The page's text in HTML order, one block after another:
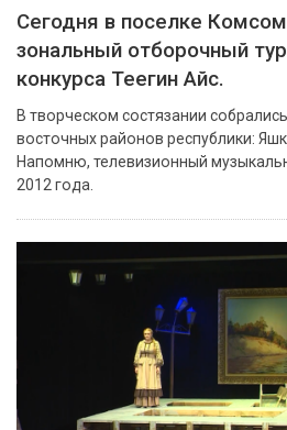
Сегодня в поселке
зональный отборочный
конкурса Теегин Айс.
В творческом состязании
восточных районов республики:
Напомню, телевизионный
2012 года.